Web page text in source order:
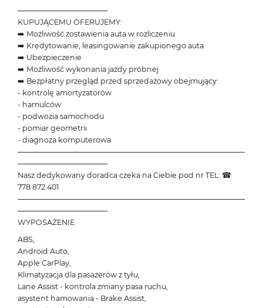
─────────────────
KUPUJĄCEMU OFERUJEMY:
➡️ Możliwość zostawienia auta w rozliczeniu
➡️ Kredytowanie, leasingowanie zakupionego auta
➡️ Ubezpieczenie
➡️ Możliwość wykonania jazdy próbnej
➡️ Bezpłatny przegląd przed sprzedażowy obejmujący:
- kontrolę amortyzatorów
- hamulców
- podwozia samochodu
- pomiar geometrii
- diagnoza komputerowa
───────────────────────────────────────────
─────────────────
Nasz dedykowany doradca czeka na Ciebie pod nr TEL: ☎
778 872 401
───────────────────────────────────────────
─────────────────
WYPOSAŻENIE
ABS,
Android Auto,
Apple CarPlay,
Klimatyzacja dla pasażerów z tyłu,
Lane Assist - kontrola zmiany pasa ruchu,
asystent hamowania - Brake Assist,